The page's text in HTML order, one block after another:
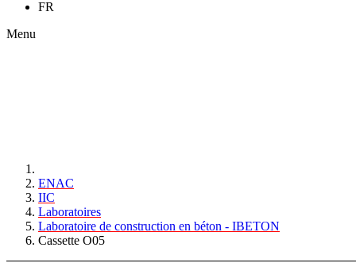
FR
Menu
ENAC
IIC
Laboratoires
Laboratoire de construction en béton - IBETON
Cassette O05